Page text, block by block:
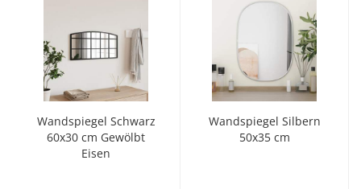
Wandspiegel Schwarz
60x30 cm Gewölbt
Eisen
Wandspiegel Silbern
50x35 cm